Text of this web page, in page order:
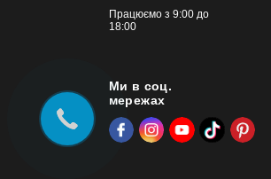
Працюємо з 9:00 до
18:00
Ми в соц.
мережах